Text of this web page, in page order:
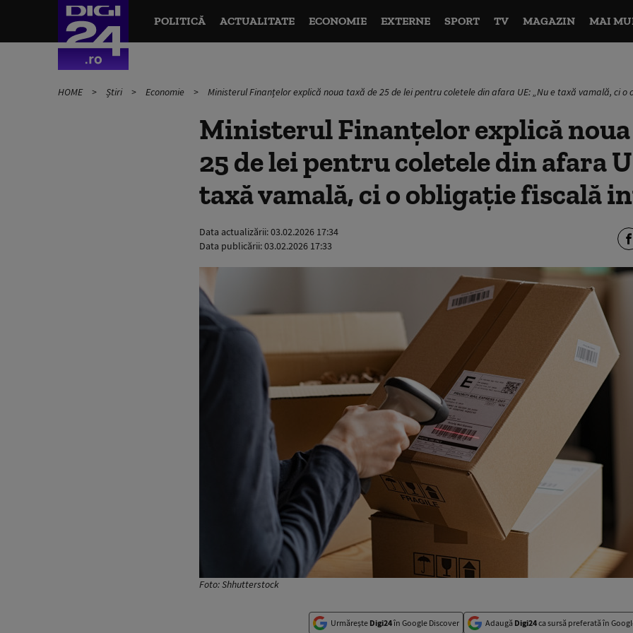
POLITICĂ ACTUALITATE ECONOMIE EXTERNE SPORT TV MAGAZIN MAI
HOME Știri Economie Ministerul Finanțelor explică noua taxă de 25 de lei pentru coletele din afara UE: „Nu e taxă vamală, ci
Ministerul Finanțelor explică noua
25 de lei pentru coletele din afara
taxă vamală, ci o obligație fiscală
Data actualizării:03.02.2026 17:34
Data publicării:03.02.2026 17:33
Foto: Shhutterstock
Urmărește Digi24în Google Discover Adaugă Digi24ca sursă preferată în